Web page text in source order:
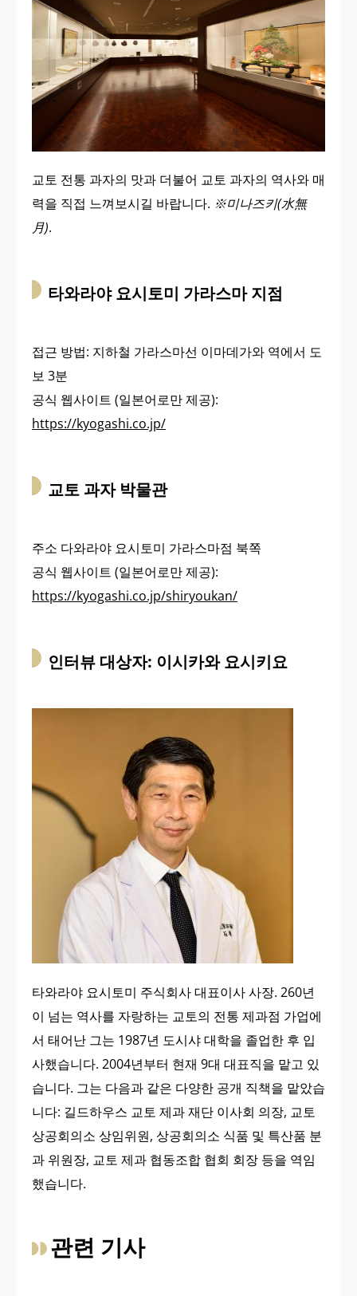
교토 전통 과자의 맛과 더불어 교토 과자의 역사와 매
력을 직접 느껴보시길 바랍니다. ※미나즈키(水無
月).
타와라야 요시토미 가라스마 지점
접근 방법: 지하철 가라스마선 이마데가와 역에서 도
보 3분
공식 웹사이트 (일본어로만 제공):
https://kyogashi.co.jp/
교토 과자 박물관
주소 다와라야 요시토미 가라스마점 북쪽
공식 웹사이트 (일본어로만 제공):
https://kyogashi.co.jp/shiryoukan/
인터뷰 대상자: 이시카와 요시키요
타와라야 요시토미 주식회사 대표이사 사장. 260년
이 넘는 역사를 자랑하는 교토의 전통 제과점 가업에
서 태어난 그는 1987년 도시샤 대학을 졸업한 후 입
사했습니다. 2004년부터 현재 9대 대표직을 맡고 있
습니다. 그는 다음과 같은 다양한 공개 직책을 맡았습
니다: 길드하우스 교토 제과 재단 이사회 의장, 교토
상공회의소 상임위원, 상공회의소 식품 및 특산품 분
과 위원장, 교토 제과 협동조합 협회 회장 등을 역임
했습니다.
관련 기사